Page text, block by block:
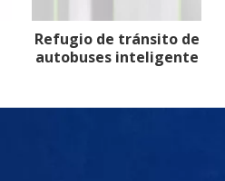
Refugio de tránsito de
autobuses inteligente